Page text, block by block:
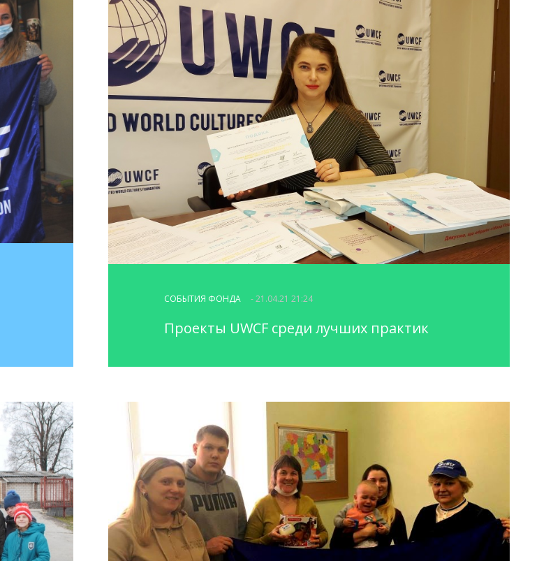
СОБЫТИЯ ФОНДА - 21.04.21 21:24
Проекты UWCF среди лучших практик